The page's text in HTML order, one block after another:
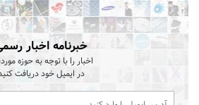
خبرنامه اخبار
اخبار را با توجه به حوزه
در ایمیل خود دریافت